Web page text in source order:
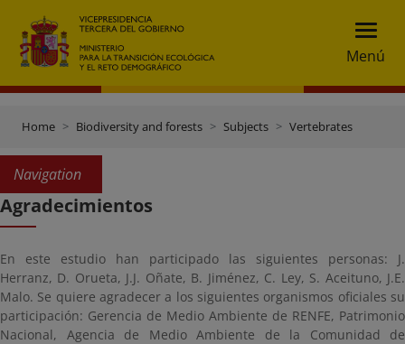
Menú
Home Biodiversity and forests Subjects Vertebrates
Navigation
Agradecimientos
En este estudio han participado las siguientes personas: J.
Herranz, D. Orueta, J.J. Oñate, B. Jiménez, C. Ley, S. Aceituno, J.E.
Malo. Se quiere agradecer a los siguientes organismos oficiales su
participación: Gerencia de Medio Ambiente de RENFE, Patrimonio
Nacional, Agencia de Medio Ambiente de la Comunidad de